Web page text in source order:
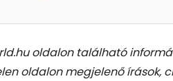
oldalon található
oldalon megjelenő írások,